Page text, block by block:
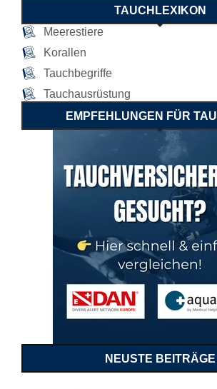
TAUCHLEXIKON
Meerestiere
Korallen
Tauchbegriffe
Tauchausrüstung
EMPFEHLUNGEN FÜR
NEUSTE BEITRÄGE